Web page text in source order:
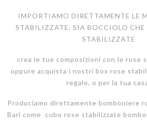
IMPORTIAMO DIRETTAMENTE LE
STABILIZZATE, SIA BOCCIOLO CHE
STABILIZZATE
crea le tue composizioni con le rose
oppure acquista i nostri box rose
regalo, o per la tua
Produciamo direttamente bomboniere
Bari come cubo rose stabilizzate